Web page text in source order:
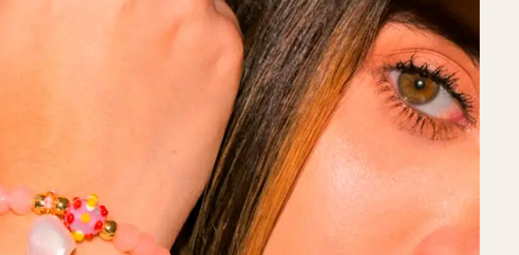
Separador vidrio ovalado azul h
16x12mm x und
4.300